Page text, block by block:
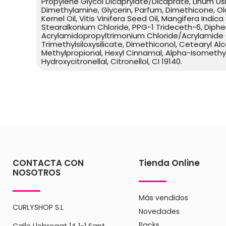
Dimethylamine, Glycerin, Parfum, Dimethicone,
Kernel Oil, Vitis Vinifera Seed Oil, Mangifera
Stearalkonium Chloride, PPG-1 Trideceth-6,
Acrylamidopropyltrimonium Chloride/Acrylamide
Trimethylsiloxysilicate, Dimethiconol, Cetearyl
Methylpropional, Hexyl Cinnamal, Alpha-
Hydroxycitronellal, Citronellol, CI 19140.
CONTACTA CON
NOSOTROS
CURLYSHOP S.L
Tienda Online
Más vendidos
Novedades